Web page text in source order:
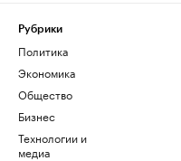
Рубрики
Политика
Экономика
Общество
Бизнес
Технологии и
медиа